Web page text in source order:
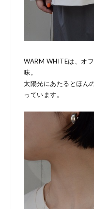
WARM WHITEは、オ
味。
太陽光にあたるとほん
っています。